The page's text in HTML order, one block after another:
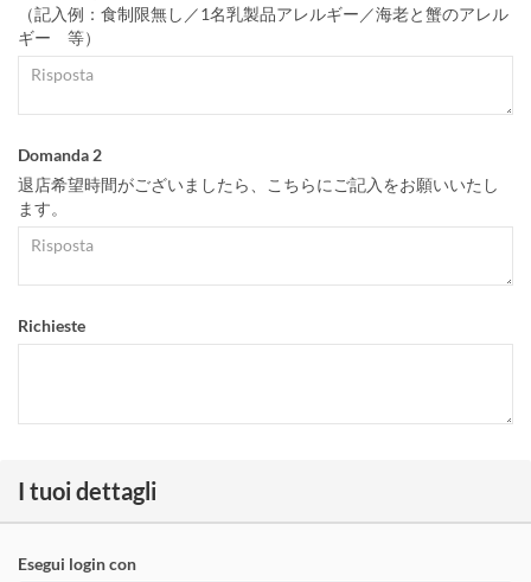
（記入例：食制限無し／1名乳製品アレルギー／海老と蟹のアレル
ギー 等）
Domanda 2
退店希望時間がございましたら、こちらにご記入をお願いいたし
ます。
Richieste
I tuoi dettagli
Esegui login con